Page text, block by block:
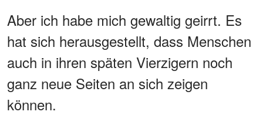
Aber ich habe mich gewaltig geirrt. Es
hat sich herausgestellt, dass Menschen
auch in ihren späten Vierzigern noch
ganz neue Seiten an sich zeigen
können.